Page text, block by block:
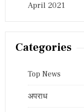
April 2021
Categories
Top News
अपराध